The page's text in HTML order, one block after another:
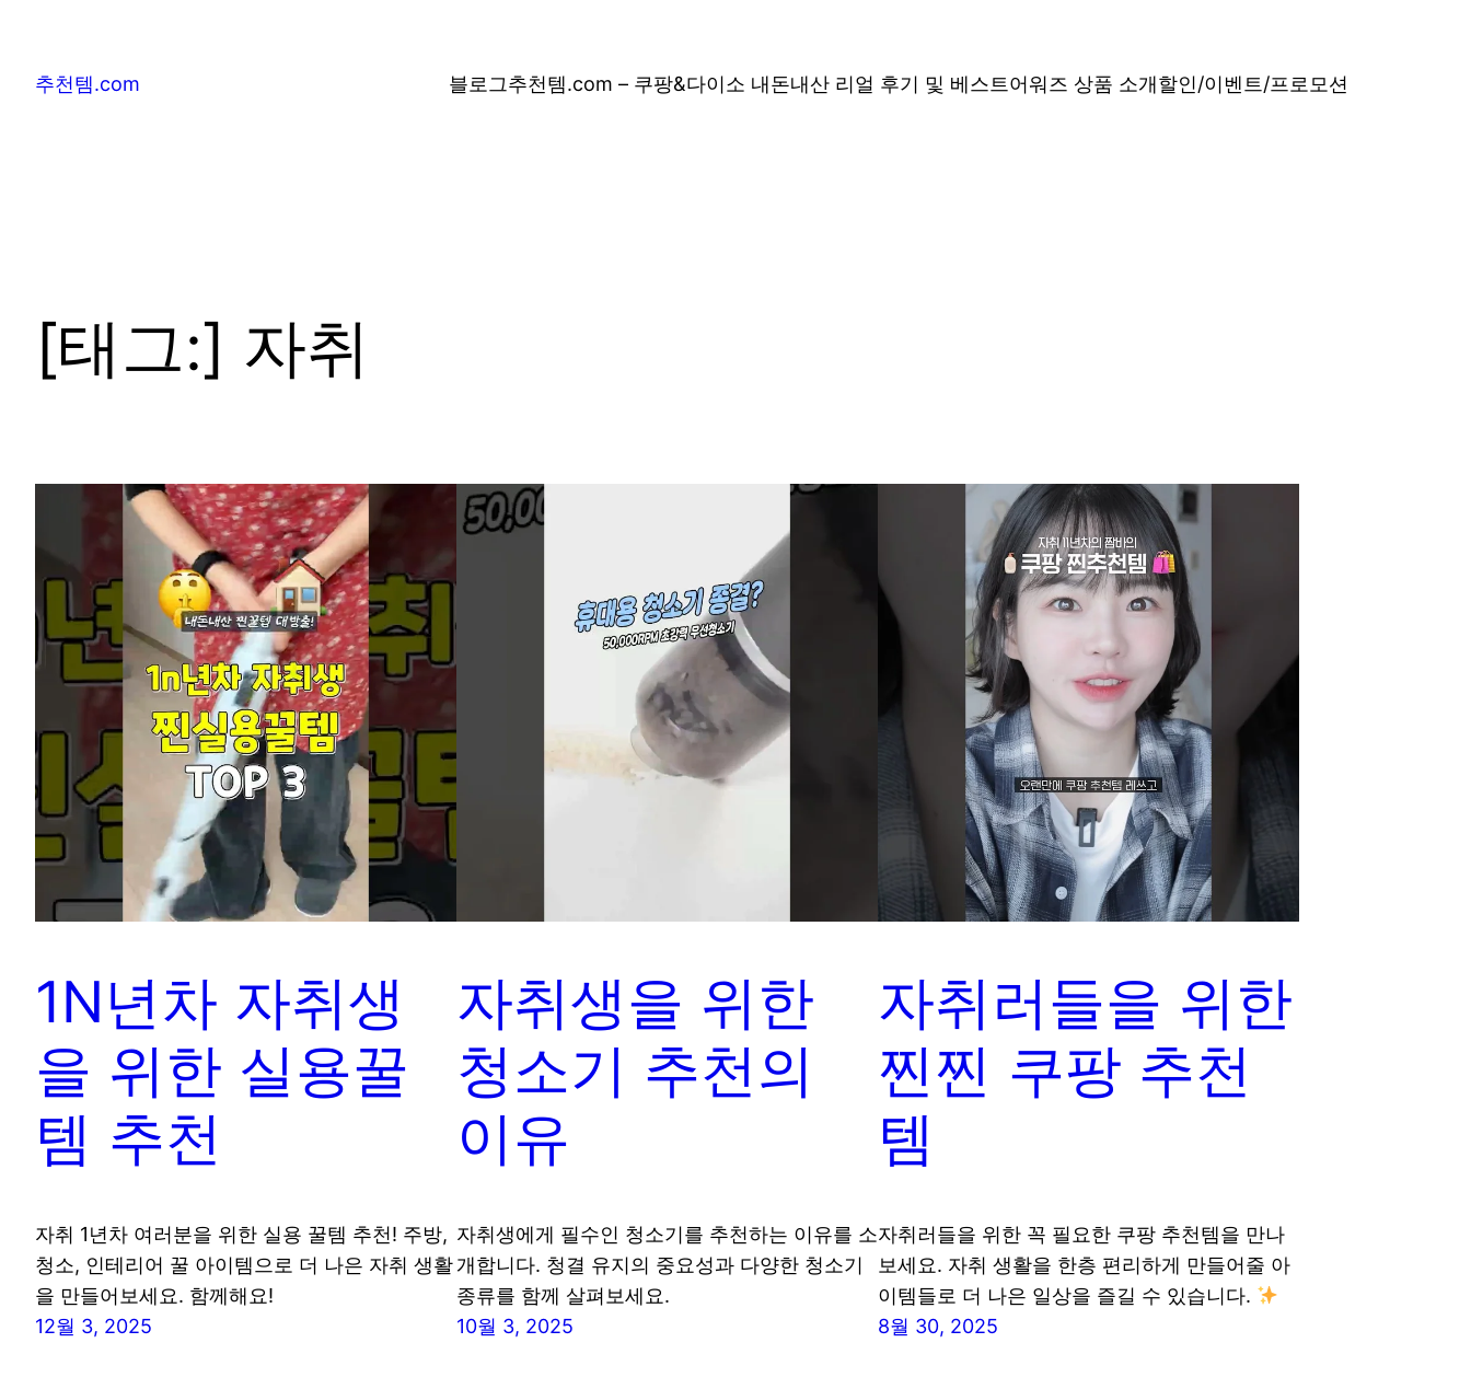
추천템.com 블로그추천템.com – 쿠팡&다이소 내돈내산 리얼 후기 및 베스트어워즈 상품 소개할인/이벤트/프로모션
[태그:] 자취
1N년차 자취생
을 위한 실용꿀
템 추천
자취 1년차 여러분을 위한 실용 꿀템 추천! 주방,
청소, 인테리어 꿀 아이템으로 더 나은 자취 생활
을 만들어보세요. 함께해요!
12월 3, 2025
자취생을 위한
청소기 추천의
이유
자취생에게 필수인 청소기를 추천하는 이유를 소
개합니다. 청결 유지의 중요성과 다양한 청소기
종류를 함께 살펴보세요.
10월 3, 2025
자취러들을 위한
찐찐 쿠팡 추천
템
자취러들을 위한 꼭 필요한 쿠팡 추천템을 만나
보세요. 자취 생활을 한층 편리하게 만들어줄 아
이템들로 더 나은 일상을 즐길 수 있습니다.
8월 30, 2025